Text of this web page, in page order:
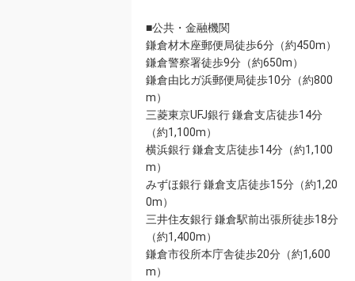
■公共・金融機関
鎌倉材木座郵便局徒歩6分（約450m）
鎌倉警察署徒歩9分（約650m）
鎌倉由比ガ浜郵便局徒歩10分（約800
m）
三菱東京UFJ銀行 鎌倉支店徒歩14分
（約1,100m）
横浜銀行 鎌倉支店徒歩14分（約1,100
m）
みずほ銀行 鎌倉支店徒歩15分（約1,20
0m）
三井住友銀行 鎌倉駅前出張所徒歩18分
（約1,400m）
鎌倉市役所本庁舎徒歩20分（約1,600
m）